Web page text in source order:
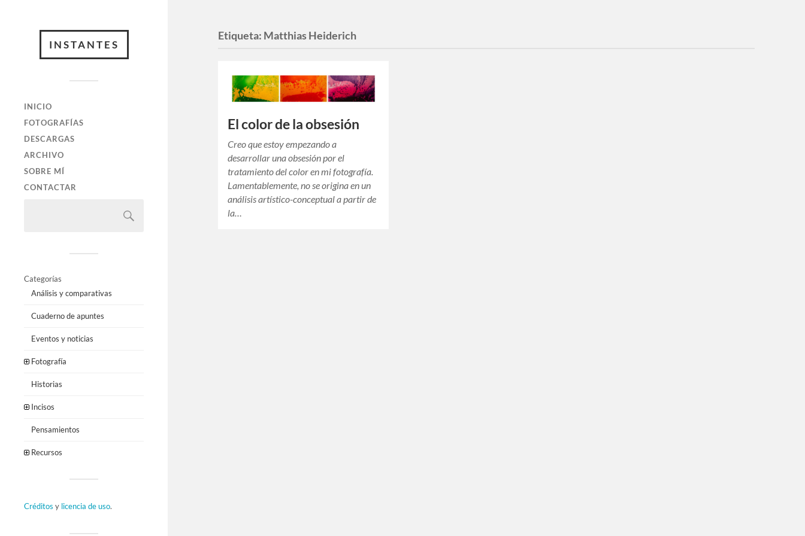
INSTANTES
INICIO
FOTOGRAFÍAS
DESCARGAS
ARCHIVO
SOBRE MÍ
CONTACTAR
Categorías
Análisis y comparativas
Cuaderno de apuntes
Eventos y noticias
Fotografía
Historias
Incisos
Pensamientos
Recursos
Créditos y licencia de uso.
Etiqueta: Matthias Heiderich
El color de la obsesión
Creo que estoy empezando a
desarrollar una obsesión por el
tratamiento del color en mi fotografía.
Lamentablemente, no se origina en un
análisis artístico-conceptual a partir de
la…